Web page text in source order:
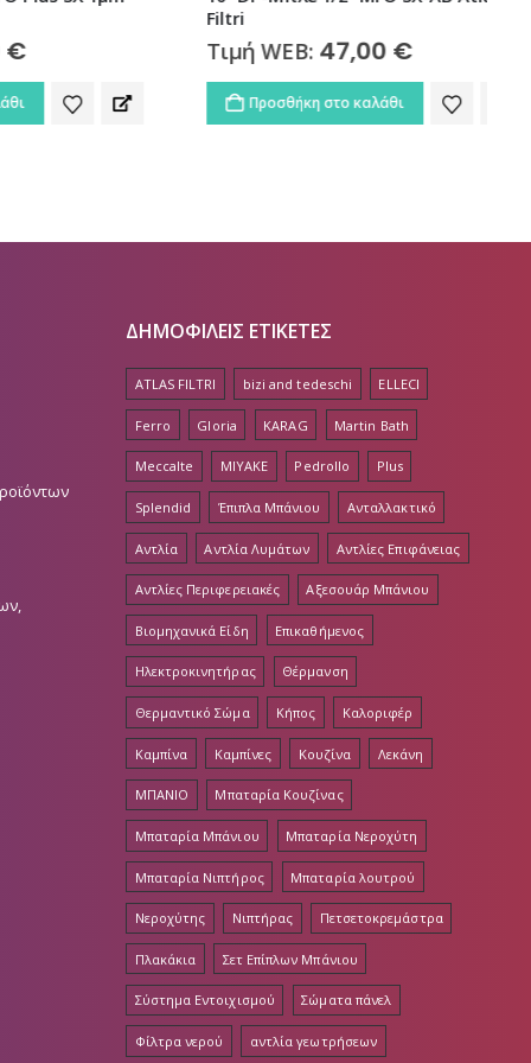
Τιμή WEB: 47,00€
Προσθήκη στο καλάθι
ATLAS FILTRI bizi and tedeschi ELLECI
Ferro Gloria KARAG Martin Bath
Meccalte MIYAKE Pedrollo Plus
Splendid Έπιπλα Μπάνιου Ανταλλακτικό
Αντλία Αντλία Λυμάτων Αντλίες Επιφάνειας
Αντλίες Περιφερειακές Αξεσουάρ Μπάνιου
Βιομηχανικά Είδη Επικαθήμενος
Ηλεκτροκινητήρας Θέρμανση
Θερμαντικό Σώμα Κήπος Καλοριφέρ
Καμπίνα Καμπίνες Κουζίνα Λεκάνη
ΜΠΑΝΙΟ Μπαταρία Κουζίνας
Μπαταρία Μπάνιου Μπαταρία Νεροχύτη
Μπαταρία Νιπτήρος Μπαταρία λουτρού
Νεροχύτης Νιπτήρας Πετσετοκρεμάστρα
Πλακάκια Σετ Επίπλων Μπάνιου
Σύστημα Εντοιχισμού Σώματα πάνελ
Φίλτρα νερού αντλία γεωτρήσεων